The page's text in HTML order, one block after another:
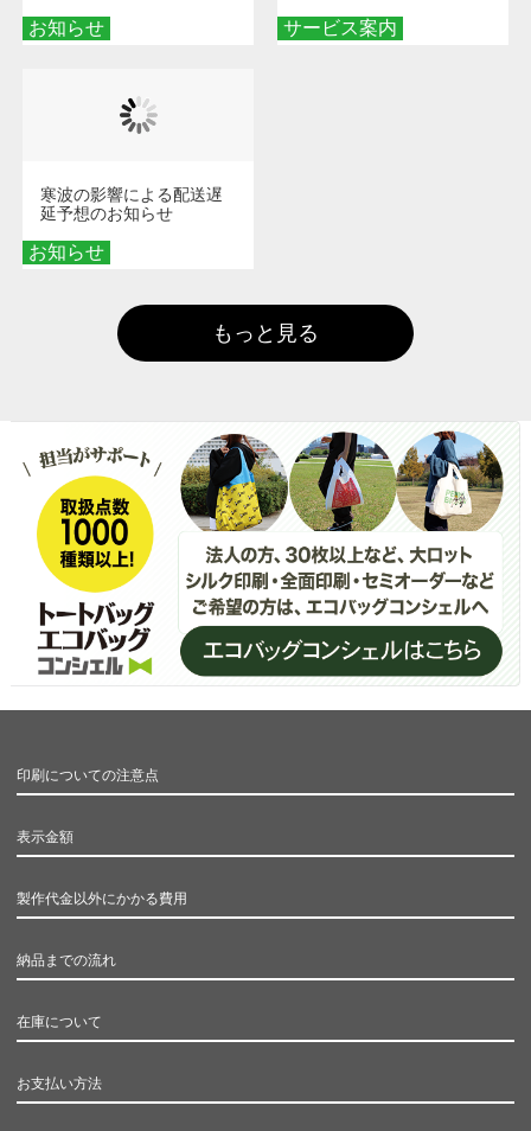
お知らせ サービス案内
お知らせ
寒波の影響による配送遅
延予想のお知らせ
もっと見る
印刷についての注意点
表示金額
製作代金以外にかかる費用
納品までの流れ
在庫について
お支払い方法